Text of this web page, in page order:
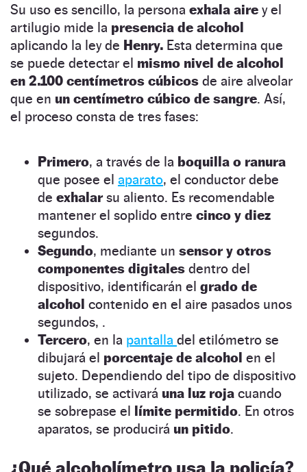
Su uso es sencillo, la persona exhala aire y el
artilugio mide la presencia de alcohol
aplicando la ley de Henry. Esta determina que
se puede detectar el mismo nivel de alcohol
en 2.100 centímetros cúbicos de aire alveolar
que en un centímetro cúbico de sangre. Así,
el proceso consta de tres fases:
Primero, a través de la boquilla o ranura
que posee el aparato, el conductor debe
de exhalarsu aliento. Es recomendable
mantener el soplido entre cinco y diez
segundos.
Segundo, mediante un sensor y otros
componentes digitales dentro del
dispositivo, identificarán el grado de
alcohol contenido en el aire pasados unos
segundos, .
Tercero, en la pantalla del etilómetro se
dibujará el porcentaje de alcohol en el
sujeto. Dependiendo del tipo de dispositivo
utilizado, se activará una luz roja cuando
se sobrepase el límite permitido. En otros
aparatos, se producirá un pitido.
¿Qué alcoholímetro usa la policía?